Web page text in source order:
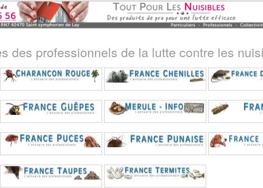
des professionnels de la lutte contre les